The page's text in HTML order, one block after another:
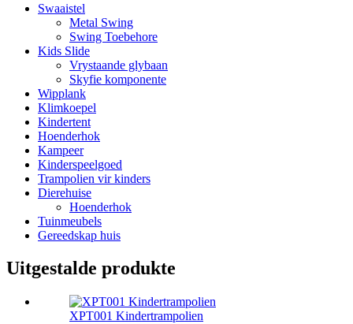
Swaaistel
Metal Swing
Swing Toebehore
Kids Slide
Vrystaande glybaan
Skyfie komponente
Wipplank
Klimkoepel
Kindertent
Hoenderhok
Kampeer
Kinderspeelgoed
Trampolien vir kinders
Dierehuise
Hoenderhok
Tuinmeubels
Gereedskap huis
Uitgestalde produkte
XPT001 Kindertrampolien